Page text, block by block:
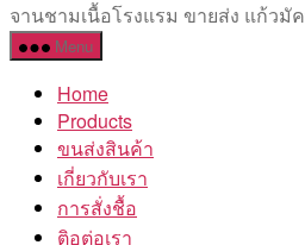
จานชามเนื้อโรงแรม ขายส่ง แก้ว
Menu
Home
Products
ขนส่งสินค้า
เกี่ยวกับเรา
การสั่งชื้อ
ติอต่อเรา